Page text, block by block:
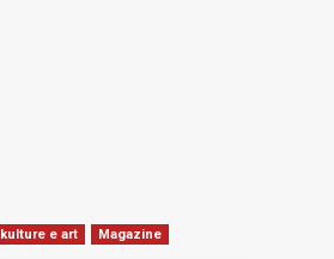
kulture e art Magazine